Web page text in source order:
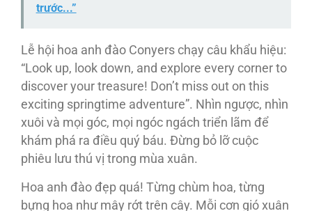
trước...”
Lễ hội hoa anh đào Conyers chạy câu khẩu hiệu:
“Look up, look down, and explore every corner to
discover your treasure! Don’t miss out on this
exciting springtime adventure”. Nhìn ngược, nhìn
xuôi và mọi góc, mọi ngóc ngách triển lãm để
khám phá ra điều quý báu. Đừng bỏ lỡ cuộc
phiêu lưu thú vị trong mùa xuân.
Hoa anh đào đẹp quá! Từng chùm hoa, từng
bựng hoa như mây rớt trên cây. Mỗi cơn gió xuân